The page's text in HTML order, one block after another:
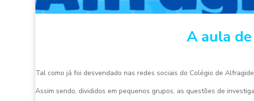
A aula
Tal como já foi desvendado nas redes sociais do Colégio de
Assim sendo, divididos em pequenos grupos, as questões de